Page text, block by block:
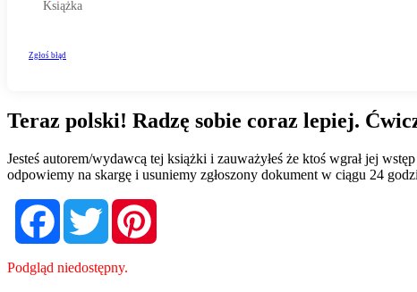
Teraz polski! Radzę sobie coraz lepiej.
Jesteś autorem/wydawcą tej książki i zauważyłeś że ktoś wgrał jej
odpowiemy na skargę i usuniemy zgłoszony dokument w ciągu 24
FacebookTwitter
Podgląd niedostępny.